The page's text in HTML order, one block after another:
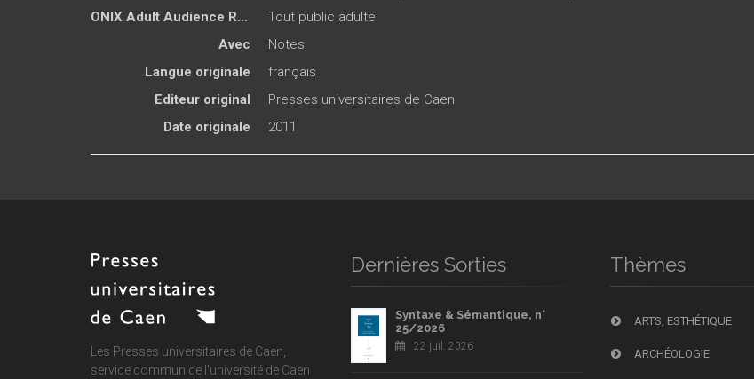
ONIX Adult Audience Rating
Tout public adulte
Avec
Notes
Langue originale
français
Editeur original
Presses universitaires de Caen
Date originale
2011
Les Presses universitaires de Caen,
service commun de l'université de Caen
Dernières Sorties
Syntaxe & Sémantique, n°
25/2026
22 juil. 2026
Thèmes
ARTS, ESTHÉTIQUE
ARCHÉOLOGIE